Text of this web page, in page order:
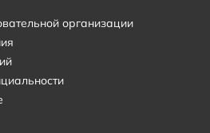
организации